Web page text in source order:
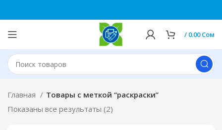
/ 0.00Сом
Главная
Товары с меткой “раскраски”
Показаны все результаты (2)